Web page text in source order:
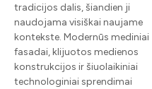
tradicijos dalis, šiandien ji
naudojama visiškai naujame
kontekste. Modernūs mediniai
fasadai, klijuotos medienos
konstrukcijos ir šiuolaikiniai
technologiniai sprendimai